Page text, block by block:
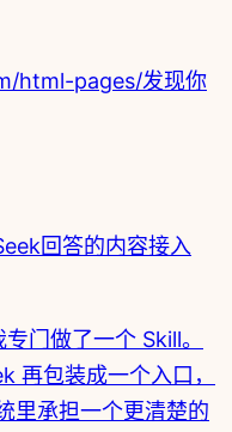
html-pages/发现你
回答的内容接入
门做了一个 Skill。
再包装成一个入口，
里承担一个更清楚的